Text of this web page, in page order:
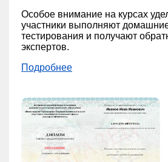
Особое внимание на курсах
участники выполняют
тестирования и получают
экспертов.
Подробнее